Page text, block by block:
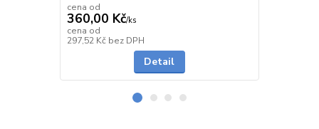
cena od
360,00 Kč/ks
cena od
297,52 Kč bez DPH
Detail